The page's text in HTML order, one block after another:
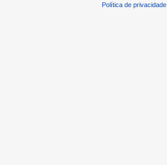
Política de privacidade